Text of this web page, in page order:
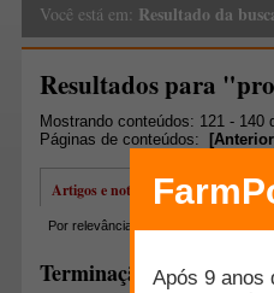
Você está em: Resultado da
Resultados para
Mostrando conteúdos: 121 - 140
Páginas de conteúdos:
[Anterior
Artigos e notícias
Por relevância
Terminação de ovinos